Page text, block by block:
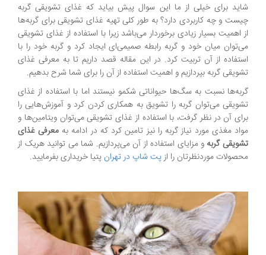
شاید برای خیلی از ما این سوال پیش بیاید که غذای تشویقی گربه
چیست و چه کاربردی دارد؟ به طور کلی تهیه غذای تشویقی برای گربه‌ها
از اهمیت بسیار زیادی برخوردار می‌باشد زیرا با استفاده از غذای تشویقی
می‌توان میان خود و گربه رابطه صمیمی‌ای ایجاد کرد و گربه خود را با
استفاده از آن تربیت کرد. در این مقاله قصد داریم تا به معرفی غذای
تشویقی گربه بپردازیم و اهمیت استفاده از آن را برای شما شرح بدهیم.
گربه‌ها نسبت به سگ‌ها حیواناتی شکمو نیستند اما با استفاده از غذای
تشویقی می‌توان گربه را تشویق به همکاری کردن کرد و آموزش‌هایی را
برای آن در نظر گرفت، با استفاده از غذای تشویقی می‌توان ویتامین‌ها و
مواد مغذی مورد نیاز گربه را نیز تامین کرد که در ادامه به معرفی غذای
تشویقی گربه و مزایای استفاده از آن می‌پردازیم. شما می توانید هریک از
محصولات موردنظرتان را ازپت شاپ در تهرانپتیا خریداری بفرمایید.